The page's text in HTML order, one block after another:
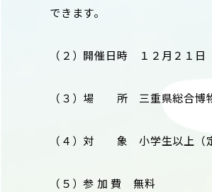
できます。
（２）開催日時 １２月２１日
（３）場 所 三重県総合博
（４）対 象 小学生以上（定
（５）参 加 費 無料